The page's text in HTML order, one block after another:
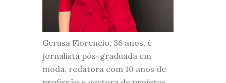
Gerusa Florencio, 36 anos, é
jornalista pós-graduada em
moda, redatora com 10 anos de